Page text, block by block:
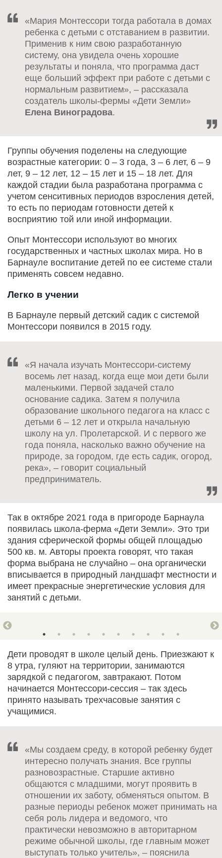
«Мария Монтессори тогда работала в домах
ребенка с детьми с отставанием в развитии.
Применив к ним свою разработанную
систему, она увидела очень хорошие
результаты и поняла, что программа даст
еще больший эффект при работе с детьми с
нормальным развитием», – рассказала
создатель школы-фермы «Дети Земли»
Елена Виноградова.
Группы обучения поделены на следующие
возрастные категории: 0 – 3 года, 3 – 6 лет, 6 – 9
лет, 9 – 12 лет, 12 – 15 лет и 15 – 18 лет. Для
каждой стадии была разработана программа с
учетом сенситивных периодов взросления детей,
то есть по периодам готовности детей к
восприятию той или иной информации.
Опыт Монтессори используют во многих
государственных и частных школах мира. Но в
Барнауле воспитание детей по ее системе стали
применять совсем недавно.
Легко в учении
В Барнауле первый детский садик с системой
Монтессори появился в 2015 году.
«Я начала изучать Монтессори-систему
восемь лет назад, когда еще мои дети были
маленькими. Первой задачей стало
основание садика. Затем я получила
образование школьного педагога на класс с
детьми 6 – 12 лет и открыла начальную
школу на ул. Пролетарской. И с первого же
года поняла, насколько важно обучение на
природе, за городом, где есть садик, огород,
река», – говорит социальный
предприниматель.
Так в октябре 2021 года в пригороде Барнаула
появилась школа-ферма «Дети Земли». Это три
здания сферической формы общей площадью
500 кв. м. Авторы проекта говорят, что такая
форма выбрана не случайно – она органически
вписывается в природный ландшафт местности и
имеет прекрасные энергетические условия для
занятий с детьми.
Дети проводят в школе целый день. Приезжают к
8 утра, гуляют на территории, занимаются
зарядкой с педагогом, завтракают. Потом
начинается Монтессори-сессия – так здесь
принято называть трехчасовые занятия с
учащимися.
«Мы создаем среду, в которой ребенку будет
интересно получать знания. Все группы
разновозрастные. Старшие активно
общаются с младшими, могут проявить в
отношении их заботу, обменяться опытом. В
разные периоды ребенок может принимать на
себя роль лидера и ведомого, что
практически невозможно в авторитарном
режиме обычной школы, где главным может
выступать только учитель», – пояснила